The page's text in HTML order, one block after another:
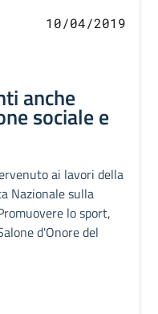
10/04/2019
anche
sociale e
ai lavori della
Nazionale sulla
lo sport,
d'Onore del